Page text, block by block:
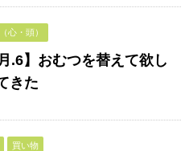
心・頭）
.6】おむつを替えて欲し
きた
買い物